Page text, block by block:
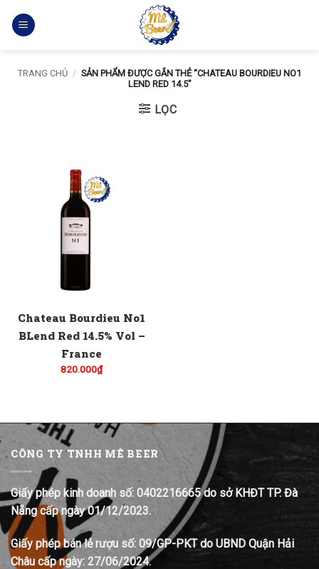
qua
TRANG CHỦ / SẢN PHẨM ĐƯỢC GẮN THẺ “CHATEAU BOURDIEU NO1
LEND RED 14.5”
LỌC
Chateau Bourdieu No1
BLend Red 14.5% Vol –
France
820.000₫
CÔNG TY TNHH MÊ BEER
Giấy phép kinh doanh số: 0402216665 do sở KHĐT TP. Đà
Nẵng cấp ngày 01/12/2023.
Giấy phép bán lẻ rượu số: 09/GP-PKT do UBND Quận Hải
Châu cấp ngày: 27/06/2024.